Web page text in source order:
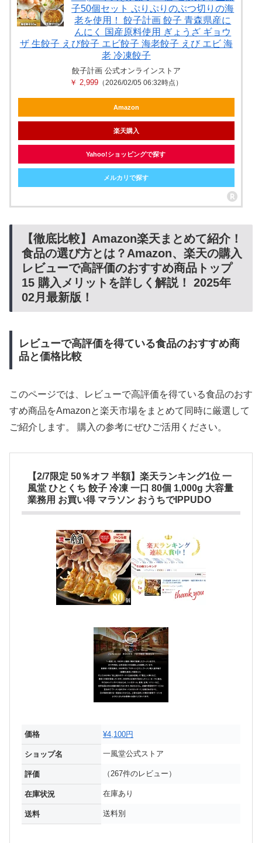
子50個セット ぷりぷりのぶつ切りの海
老を使用！ 餃子計画 餃子 青森県産に
んにく 国産原料使用 ぎょうざ ギョウ
ザ 生餃子 えび餃子 エビ餃子 海老餃子 えび エビ 海
老 冷凍餃子
餃子計画 公式オンラインストア
￥ 2,999 （2026/02/05 06:32時点）
Amazon
楽天購入
Yahoo!ショッピングで探す
メルカリで探す
【徹底比較】Amazon楽天まとめて紹介！
食品の選び方とは？Amazon、楽天の購入
レビューで高評価のおすすめ商品トップ
15 購入メリットを詳しく解説！ 2025年
02月最新版！
レビューで高評価を得ている食品のおすすめ商
品と価格比較
このページでは、レビューで高評価を得ている食品のおす
すめ商品をAmazonと楽天市場をまとめて同時に厳選して
ご紹介します。 購入の参考にぜひご活用ください。
【2/7限定 50％オフ 半額】楽天ランキング1位 一
風堂 ひとくち 餃子 冷凍 一口 80個 1,000g 大容量
業務用 お買い得 マラソン おうちでIPPUDO
価格 ¥4,100円
ショップ名 一風堂公式ストア
評価 （267件のレビュー）
在庫状況 在庫あり
送料 送料別